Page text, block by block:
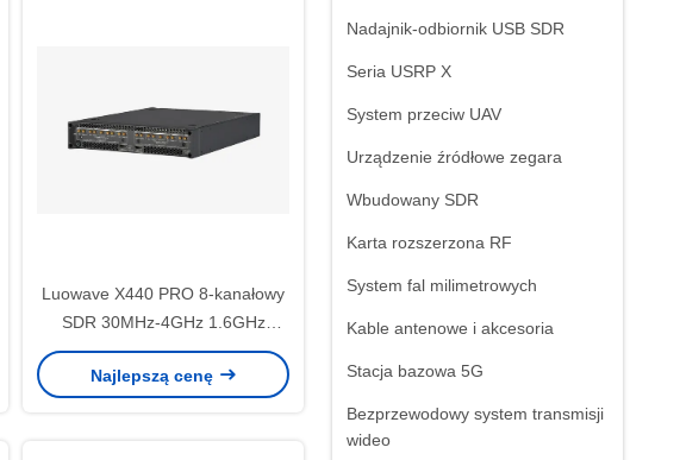
Nadajnik-odbiornik USB SDR
Seria USRP X
System przeciw UAV
Urządzenie źródłowe zegara
Wbudowany SDR
Karta rozszerzona RF
System fal milimetrowych
Kable antenowe i akcesoria
Stacja bazowa 5G
Bezprzewodowy system transmisji
wideo
Luowave X440 PRO 8-kanałowy
SDR 30MHz-4GHz 1.6GHz
Szerokość pasma USRP
Najlepszą cenę